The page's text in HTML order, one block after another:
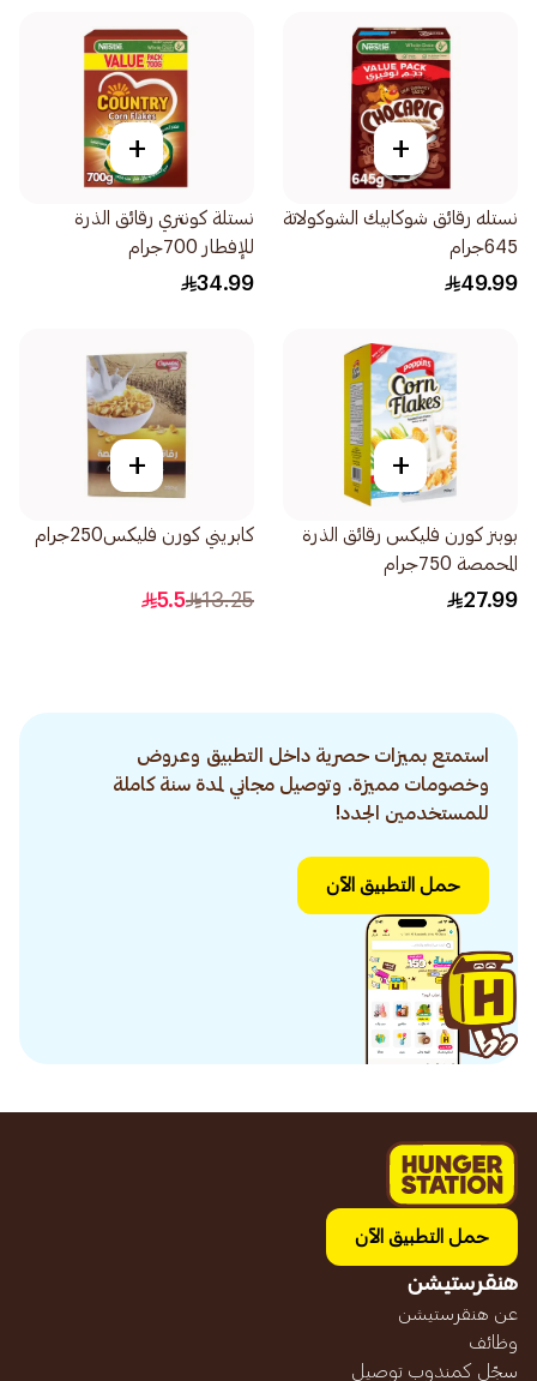
+
نستله رقائق شوكابيك الشوكولاتة
645جرام
49.99
+
نستلة كونتري رقائق الذرة
للإفطار 700جرام
34.99
+
بوبنز كورن فليكس رقائق الذرة
المحمصة 750جرام
27.99
+
كابريني كورن فليكس250جرام
13.25
5.5
استمتع بميزات حصرية داخل التطبيق وعروض
وخصومات مميزة. وتوصيل مجاني لمدة سنة كاملة
للمستخدمين الجدد!
حمل التطبيق الآن
حمل التطبيق الآن
هنقرستيشن
عن هنقرستيشن
وظائف
سجّل كمندوب توصيل